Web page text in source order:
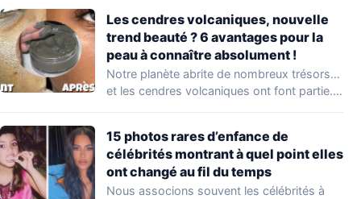
Les cendres volcaniques, nouvelle
trend beauté ? 6 avantages pour la
peau à connaître absolument !
Notre planète abrite de nombreux trésors…
et les cendres volcaniques ont font partie.
15 photos rares d’enfance de
célébrités montrant à quel point elles
ont changé au fil du temps
Nous associons souvent les célébrités à